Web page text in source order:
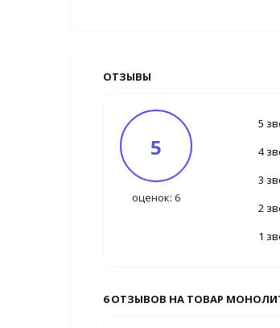
ОТЗЫВЫ
5
оценок: 6
5
4
3
2
1
6 ОТЗЫВОВ НА ТОВАР